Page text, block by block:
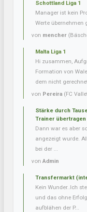
Schottland Liga 1
Manager ist kein
Werte übernehmen
von mencher
Malta Liga 1
Hi zusammen,
Formation von
dem nicht
von Pereira (FC
Stärke durch
Trainer übertragen
Dann war es aber
angezeigt wurde.
bei der ...
vonAdmin
Transfermarkt
Kein Wunder..Ich
und das ohne
aufblähen der P...